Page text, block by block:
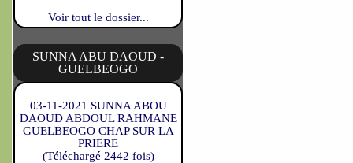
Voir tout le dossier...
SUNNA ABU DAOUD -
GUELBEOGO
03-11-2021 SUNNA ABOU
DAOUD ABDOUL RAHMANE
GUELBEOGO CHAP SUR LA
PRIERE
(Téléchargé 2442 fois)